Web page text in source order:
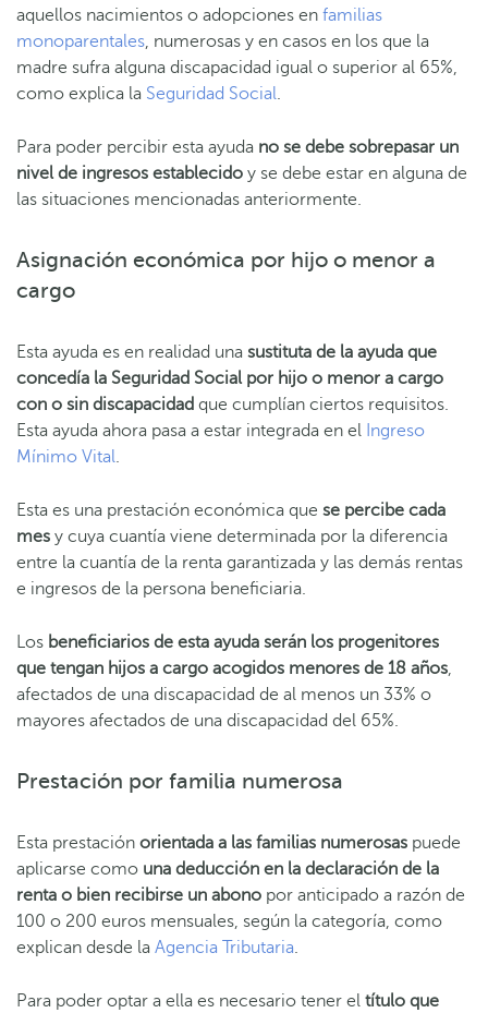
aquellos nacimientos o adopciones en familias
monoparentales, numerosas y en casos en los que la
madre sufra alguna discapacidad igual o superior al 65%,
como explica la Seguridad Social.
Para poder percibir esta ayuda no se debe sobrepasar un
nivel de ingresos establecido y se debe estar en alguna de
las situaciones mencionadas anteriormente.
Asignación económica por hijo o menor a
cargo
Esta ayuda es en realidad una sustituta de la ayuda que
concedía la Seguridad Social por hijo o menor a cargo
con o sin discapacidad que cumplían ciertos requisitos.
Esta ayuda ahora pasa a estar integrada en el Ingreso
Mínimo Vital.
Esta es una prestación económica que se percibe cada
mes y cuya cuantía viene determinada por la diferencia
entre la cuantía de la renta garantizada y las demás rentas
e ingresos de la persona beneficiaria.
Los beneficiarios de esta ayuda serán los progenitores
que tengan hijos a cargo acogidos menores de 18 años,
afectados de una discapacidad de al menos un 33% o
mayores afectados de una discapacidad del 65%.
Prestación por familia numerosa
Esta prestación orientada a las familias numerosas puede
aplicarse como una deducción en la declaración de la
renta o bien recibirse un abono por anticipado a razón de
100 o 200 euros mensuales, según la categoría, como
explican desde la Agencia Tributaria.
Para poder optar a ella es necesario tener el título que